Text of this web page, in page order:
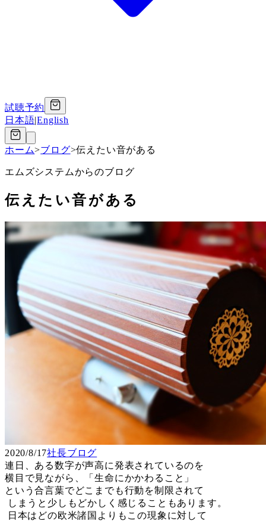
試聴予約
日本語|English
ホーム>ブログ>伝えたい音がある
エムズシステムからのブログ
伝えたい音がある
2020/8/17社長ブログ
連日、ある数字が声高に発表されているのを
横目で見ながら、「生命にかかわること」
という合言葉でどこまでも行動を制限されて
しまうと少しもどかしく感じることもあります。
日本はどの欧米諸国よりもこの現象に対して